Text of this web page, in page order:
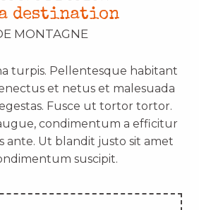
destination
MONTAGNE
turpis. Pellentesque habitant
et netus et malesuada
Fusce ut tortor tortor.
condimentum a efficitur
ante. Ut blandit justo sit amet
suscipit.